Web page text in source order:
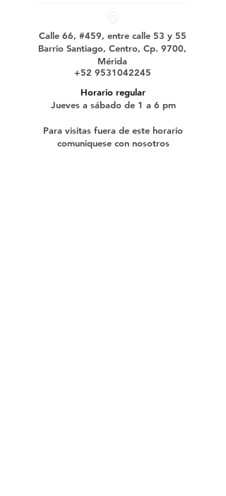
Calle 66, #459, entre calle 53 y 55
Barrio Santiago, Centro, Cp. 9700,
Mérida
+52 9531042245
Horario regular
Jueves a sábado de 1 a 6 pm
Para visitas fuera de este horario
comuniquese con nosotros